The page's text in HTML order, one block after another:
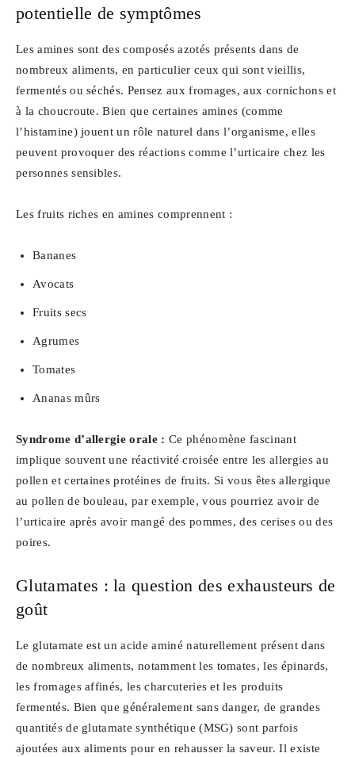
potentielle de symptômes
Les amines sont des composés azotés présents dans de
nombreux aliments, en particulier ceux qui sont vieillis,
fermentés ou séchés. Pensez aux fromages, aux cornichons et
à la choucroute. Bien que certaines amines (comme
l’histamine) jouent un rôle naturel dans l’organisme, elles
peuvent provoquer des réactions comme l’urticaire chez les
personnes sensibles.
Les fruits riches en amines comprennent :
Bananes
Avocats
Fruits secs
Agrumes
Tomates
Ananas mûrs
Syndrome d’allergie orale : Ce phénomène fascinant
implique souvent une réactivité croisée entre les allergies au
pollen et certaines protéines de fruits. Si vous êtes allergique
au pollen de bouleau, par exemple, vous pourriez avoir de
l’urticaire après avoir mangé des pommes, des cerises ou des
poires.
Glutamates : la question des exhausteurs de
goût
Le glutamate est un acide aminé naturellement présent dans
de nombreux aliments, notamment les tomates, les épinards,
les fromages affinés, les charcuteries et les produits
fermentés. Bien que généralement sans danger, de grandes
quantités de glutamate synthétique (MSG) sont parfois
ajoutées aux aliments pour en rehausser la saveur. Il existe